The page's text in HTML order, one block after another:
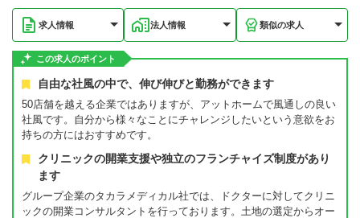
求人情報 法人情報 類似の求人
この求人のポイント
自由な社風の中で、伸び伸びと勤務ができます
50店舗を越える企業ではありますが、アットホームで風通しの良い
社風です。自分から様々なことにチャレンジしたいという意欲をお
持ちの方にはおすすめです。
クリニックの開業支援や独立のフランチャイズ制度があり
ます
グループ企業のタカラメディカル社では、ドクターに対してクリニ
ックの開業コンサルタントを行っております。土地の選定からオー